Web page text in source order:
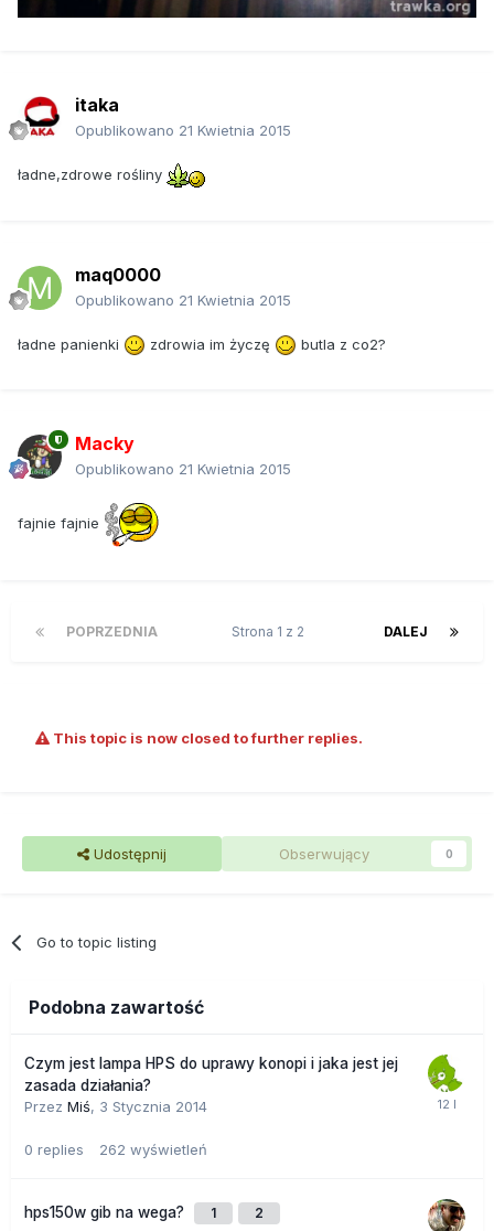
itaka
Opublikowano 21 Kwietnia 2015
ładne,zdrowe rośliny
maq0000
Opublikowano 21 Kwietnia 2015
ładne panienki zdrowia im życzę butla z co2?
Macky
Opublikowano 21 Kwietnia 2015
fajnie fajnie
POPRZEDNIA DALEJ
Strona 1 z 2
This topic is now closed to further replies.
Udostępnij Obserwujący 0
Go to topic listing
Podobna zawartość
Czym jest lampa HPS do uprawy konopi i jaka jest jej
zasada działania?
Przez Miś, 3 Stycznia 2014
0 replies 262 wyświetleń
hps150w gib na wega? 1 2